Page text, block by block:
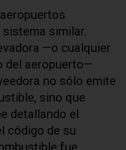
similar.
—o cualquier
del aeropuerto—
no sólo emite
sino que
detallando el
código de su